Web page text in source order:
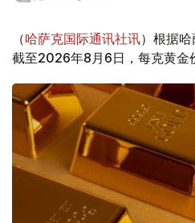
（哈萨克国际通讯社讯）根据
截至2026年8月6日，每克黄金